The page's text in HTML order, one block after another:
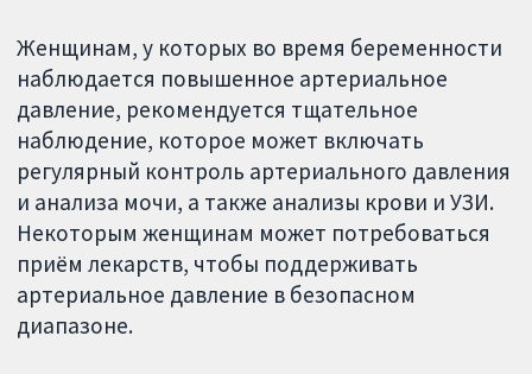
Женщинам, у которых во время беременности
наблюдается повышенное артериальное
давление, рекомендуется тщательное
наблюдение, которое может включать
регулярный контроль артериального давления
и анализа мочи, а также анализы крови и УЗИ.
Некоторым женщинам может потребоваться
приём лекарств, чтобы поддерживать
артериальное давление в безопасном
диапазоне.